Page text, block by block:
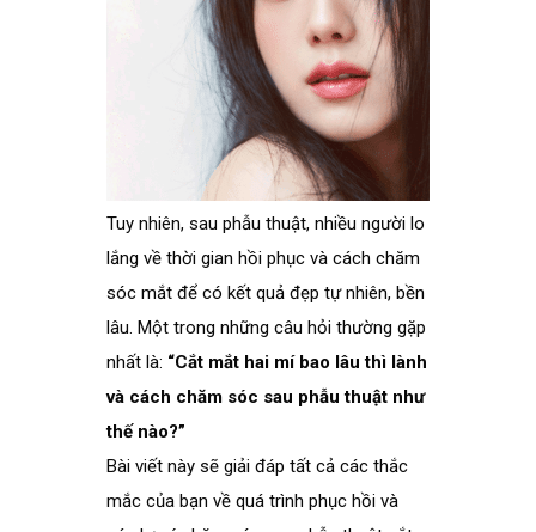
Tuy nhiên, sau phẫu thuật, nhiều người lo
lắng về thời gian hồi phục và cách chăm
sóc mắt để có kết quả đẹp tự nhiên, bền
lâu. Một trong những câu hỏi thường gặp
nhất là: “Cắt mắt hai mí bao lâu thì lành
và cách chăm sóc sau phẫu thuật như
thế nào?”
Bài viết này sẽ giải đáp tất cả các thắc
mắc của bạn về quá trình phục hồi và